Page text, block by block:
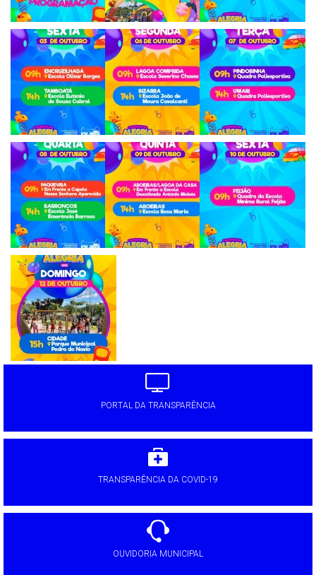
PORTAL DA TRANSPARÊNCIA
TRANSPARÊNCIA DA COVID-19
OUVIDORIA MUNICIPAL